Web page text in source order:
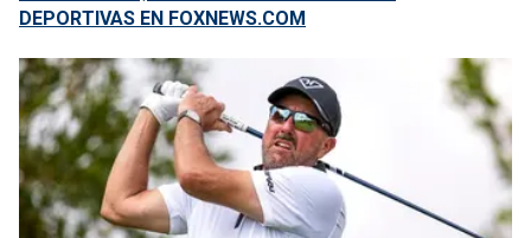
DEPORTIVAS EN FOXNEWS.COM